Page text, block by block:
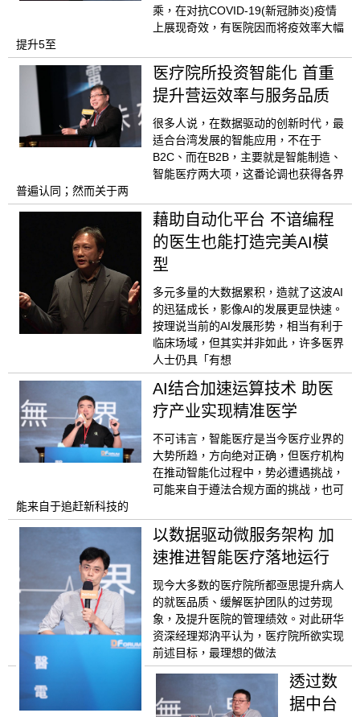
乘，在对抗COVID-19(新冠肺炎)疫情
上展现奇效，有医院因而将疫效率大幅
提升5至
医疗院所投资智能化 首重
提升营运效率与服务品质
很多人说，在数据驱动的创新时代，最
适合台湾发展的智能应用，不在于
B2C、而在B2B，主要就是智能制造、
智能医疗两大项，这番论调也获得各界
普遍认同；然而关于两
藉助自动化平台 不谙编程
的医生也能打造完美AI模
型
多元多量的大数据累积，造就了这波AI
的迅猛成长，影像AI的发展更显快速。
按理说当前的AI发展形势，相当有利于
临床场域，但其实并非如此，许多医界
人士仍具「有想
AI结合加速运算技术 助医
疗产业实现精准医学
不可讳言，智能医疗是当今医疗业界的
大势所趋，方向绝对正确，但医疗机构
在推动智能化过程中，势必遭遇挑战，
可能来自于遵法合规方面的挑战，也可
能来自于追赶新科技的
以数据驱动微服务架构 加
速推进智能医疗落地运行
现今大多数的医疗院所都亟思提升病人
的就医品质、缓解医护团队的过劳现
象，及提升医院的管理绩效。对此研华
资深经理郑汭平认为，医疗院所欲实现
前述目标，最理想的做法
透过数
据中台